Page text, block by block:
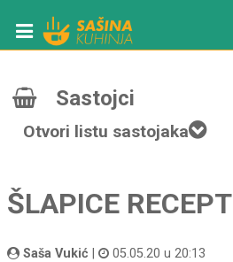
Sastojci
Otvori listu sastojaka
ŠLAPICE RECEPT
Saša Vukić 05.05.20 u 20:13